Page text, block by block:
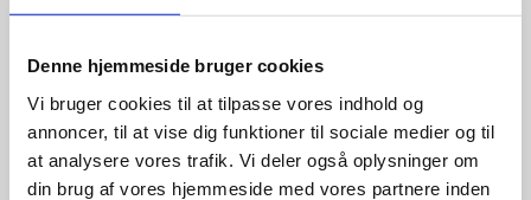
Denne hjemmeside bruger cookies
Vi bruger cookies til at tilpasse vores indhold og
annoncer, til at vise dig funktioner til sociale medier og til
at analysere vores trafik. Vi deler også oplysninger om
din brug af vores hjemmeside med vores partnere inden
Stærke
leverandører
giver større
udvalg